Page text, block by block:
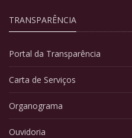
TRANSPARÊNCIA
Portal da Transparência
Carta de Serviços
Organograma
Ouvidoria